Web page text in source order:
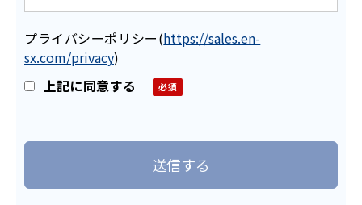
プライバシーポリシー(https://sales.en-
sx.com/privacy)
上記に同意する